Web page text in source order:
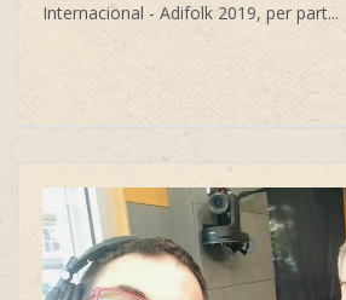
Internacional - Adifolk 2019, per part...